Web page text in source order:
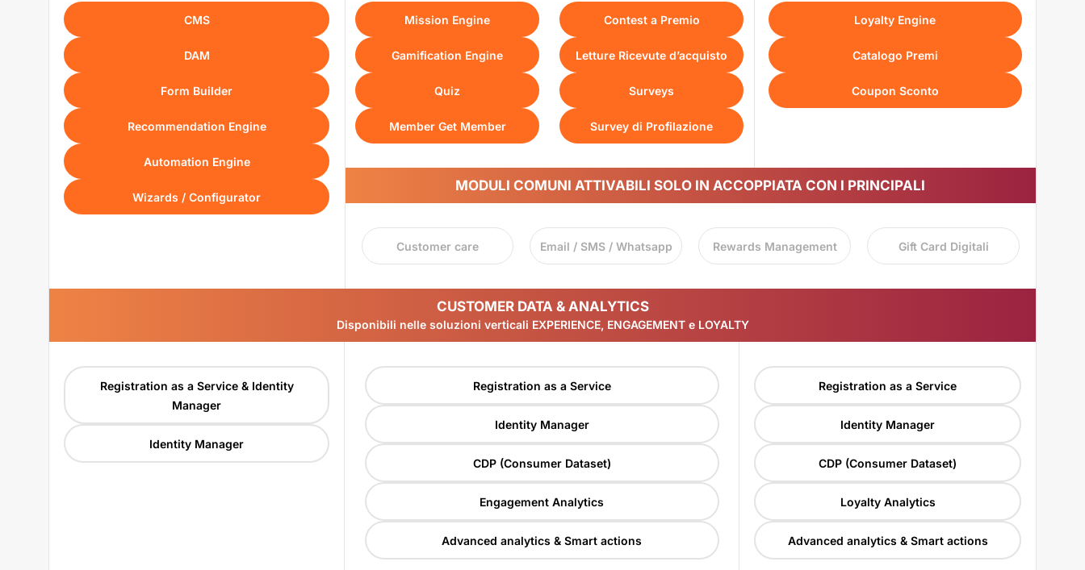
CMS
DAM
Form Builder
Recommendation Engine
Automation Engine
Wizards / Configurator
Mission Engine
Gamification Engine
Quiz
Member Get Member
Contest a Premio
Letture Ricevute d’acquisto
Surveys
Survey di Profilazione
Loyalty Engine
Catalogo Premi
Coupon Sconto
MODULI COMUNI ATTIVABILI SOLO IN ACCOPPIATA CON I PRINCIPALI
Customer care Email / SMS / Whatsapp Rewards Management Gift Card Digitali
CUSTOMER DATA & ANALYTICS
Disponibili nelle soluzioni verticali EXPERIENCE, ENGAGEMENT e LOYALTY
Registration as a Service & Identity
Manager
Identity Manager
Registration as a Service
Identity Manager
CDP (Consumer Dataset)
Engagement Analytics
Advanced analytics & Smart actions
Registration as a Service
Identity Manager
CDP (Consumer Dataset)
Loyalty Analytics
Advanced analytics & Smart actions